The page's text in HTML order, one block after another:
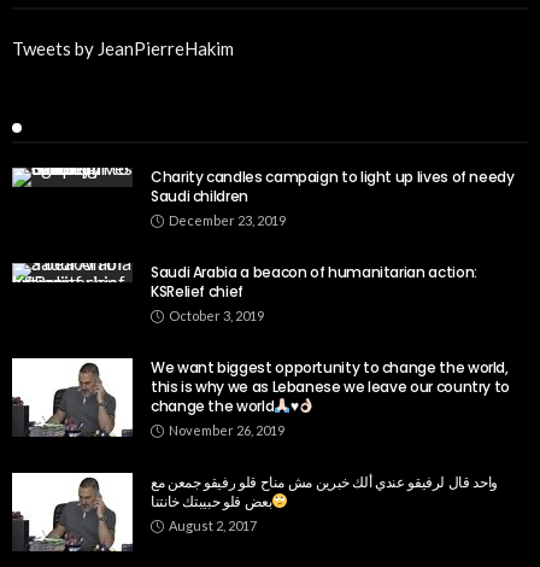
Tweets by JeanPierreHakim
Charity candles campaign to light up lives of needy
Saudi children
December 23, 2019
Saudi Arabia a beacon of humanitarian action:
KSRelief chief
October 3, 2019
We want biggest opportunity to change the world,
this is why we as Lebanese we leave our country to
change the world
♥️
November 26, 2019
واحد قال لرفيقو عندي ألك خبرين مش مناح قلو رفيقو جمعن مع
بعض قلو حبيبتك خانتنا
August 2, 2017